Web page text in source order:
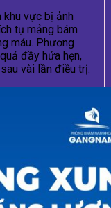
khu vực bị ảnh
tụ mảng bám
máu. Phương
đầy hứa hẹn,
vài lần điều trị.